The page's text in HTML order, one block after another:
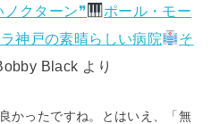
ノクターン❞
ポール・モー
神戸の素晴らしい病院
そ
Black より
かったですね。とはいえ、「無